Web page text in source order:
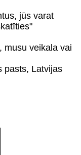
jūs varat
musu veikala vai
pasts, Latvijas